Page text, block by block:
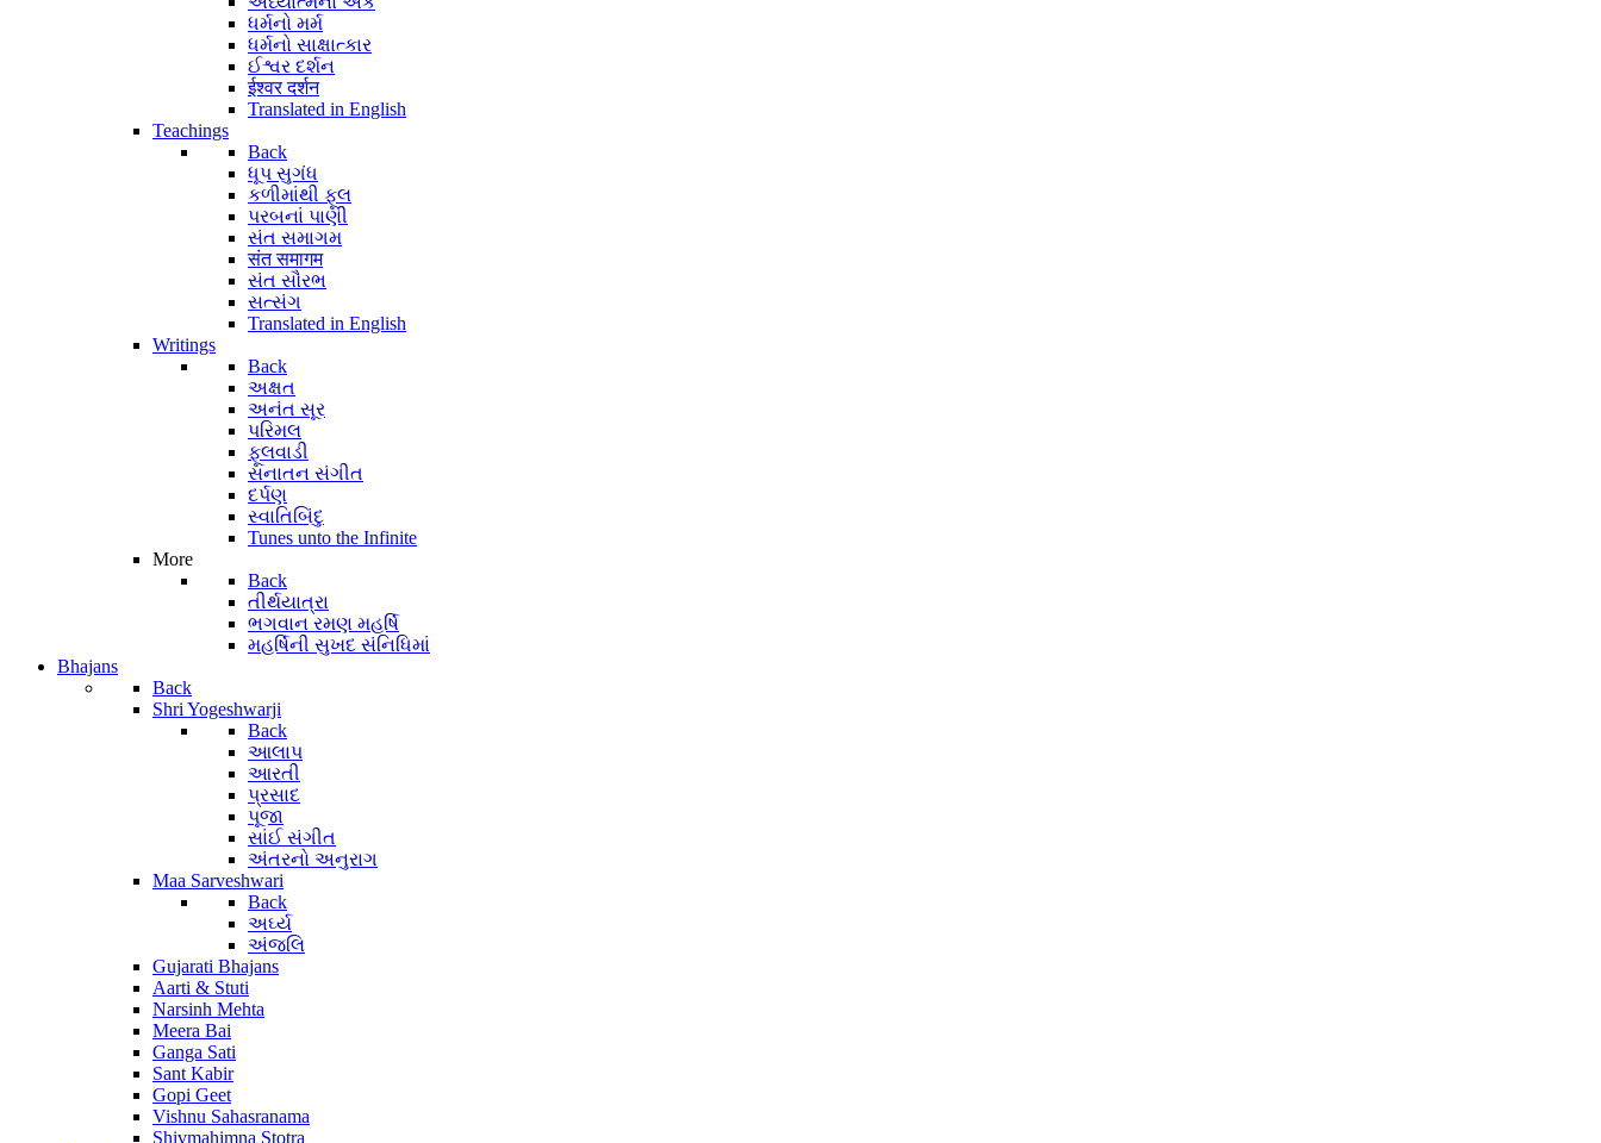
ધર્મનો મર્મ
ધર્મનો સાક્ષાત્કાર
ઈશ્વર દર્શન
ईश्वर दर्शन
Translated in English
Teachings
Back
ધૂપ સુગંધ
કળીમાંથી ફૂલ
પરબનાં પાણી
સંત સમાગમ
संत समागम
સંત સૌરભ
સત્સંગ
Translated in English
Writings
Back
અક્ષત
અનંત સૂર
પરિમલ
ફૂલવાડી
સનાતન સંગીત
દર્પણ
સ્વાતિબિંદુ
Tunes unto the Infinite
More
Back
તીર્થયાત્રા
ભગવાન રમણ મહર્ષિ
મહર્ષિની સુખદ સંનિધિમાં
Bhajans
Back
Shri Yogeshwarji
Back
આલાપ
આરતી
પ્રસાદ
પૂજા
સાંઈ સંગીત
અંતરનો અનુરાગ
Maa Sarveshwari
Back
અર્ઘ્ય
અંજલિ
Gujarati Bhajans
Aarti & Stuti
Narsinh Mehta
Meera Bai
Ganga Sati
Sant Kabir
Gopi Geet
Vishnu Sahasranama
Shivmahimna Stotra